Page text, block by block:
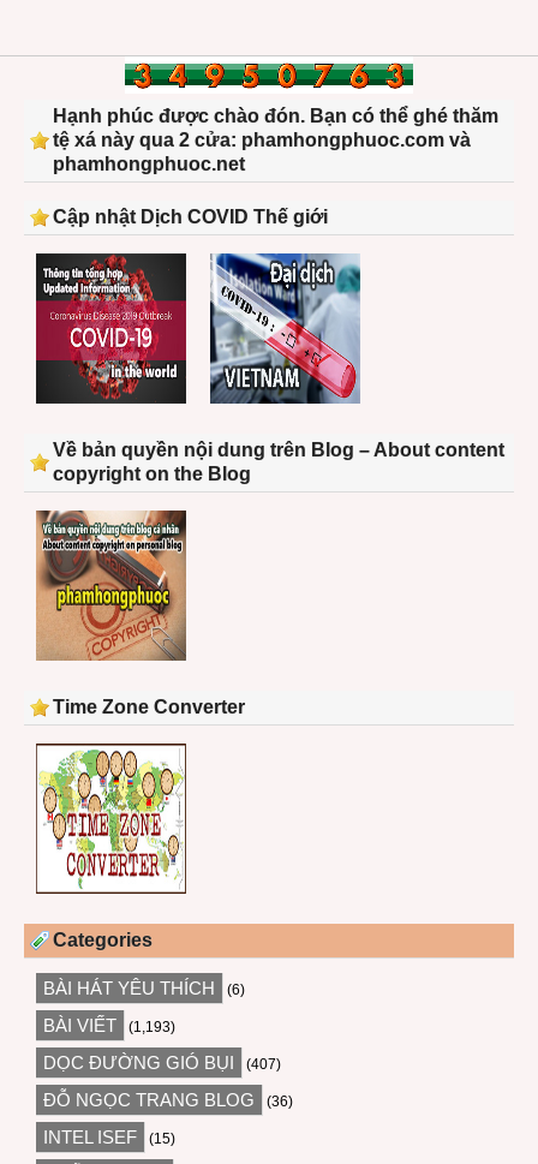
Hạnh phúc được chào đón. Bạn có thể ghé thăm
tệ xá này qua 2 cửa: phamhongphuoc.com và
phamhongphuoc.net
Cập nhật Dịch COVID Thế giới
Về bản quyền nội dung trên Blog – About content
copyright on the Blog
Time Zone Converter
Categories
BÀI HÁT YÊU THÍCH (6)
BÀI VIẾT (1,193)
DỌC ĐƯỜNG GIÓ BỤI (407)
ĐỖ NGỌC TRANG BLOG (36)
INTEL ISEF (15)